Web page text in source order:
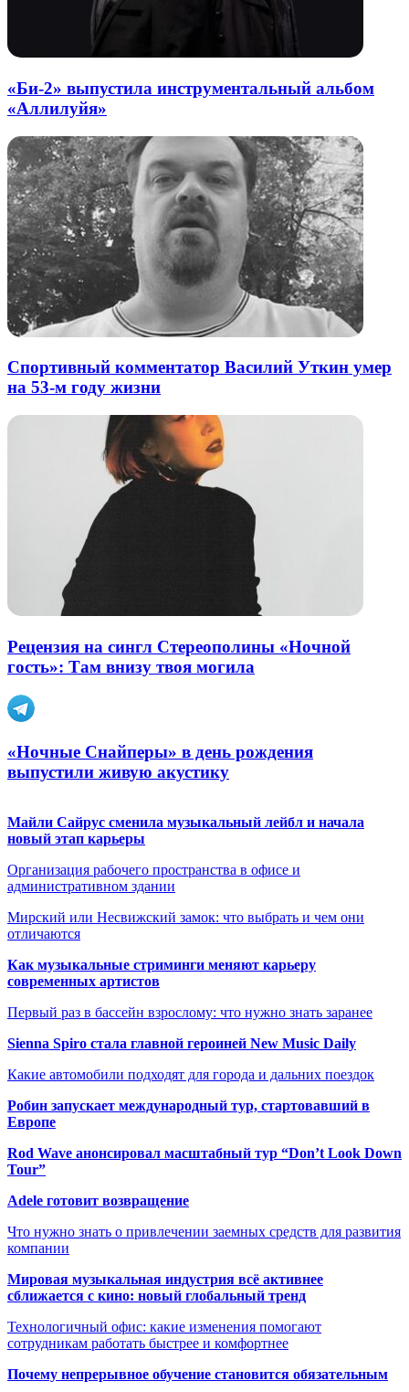
«Би-2» выпустила инструментальный альбом
«Аллилуйя»
Спортивный комментатор Василий Уткин умер
на 53-м году жизни
Рецензия на сингл Стереополины «Ночной
гость»: Там внизу твоя могила
«Ночные Снайперы» в день рождения
выпустили живую акустику
Майли Сайрус сменила музыкальный лейбл и начала
новый этап карьеры
Организация рабочего пространства в офисе и
административном здании
Мирский или Несвижский замок: что выбрать и чем они
отличаются
Как музыкальные стриминги меняют карьеру
современных артистов
Первый раз в бассейн взрослому: что нужно знать заранее
Sienna Spiro стала главной героиней New Music Daily
Какие автомобили подходят для города и дальних поездок
Робин запускает международный тур, стартовавший в
Европе
Rod Wave анонсировал масштабный тур “Don’t Look Down
Tour”
Adele готовит возвращение
Что нужно знать о привлечении заемных средств для развития
компании
Мировая музыкальная индустрия всё активнее
сближается с кино: новый глобальный тренд
Технологичный офис: какие изменения помогают
сотрудникам работать быстрее и комфортнее
Почему непрерывное обучение становится обязательным